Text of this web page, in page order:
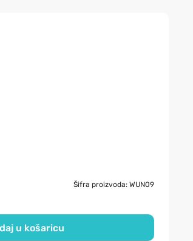
Šifra proizvoda: WUN09
u košaricu